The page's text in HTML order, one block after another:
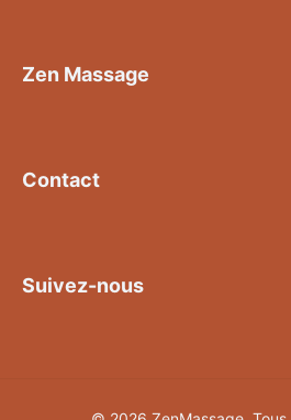
Zen Massage
Contact
Suivez-nous